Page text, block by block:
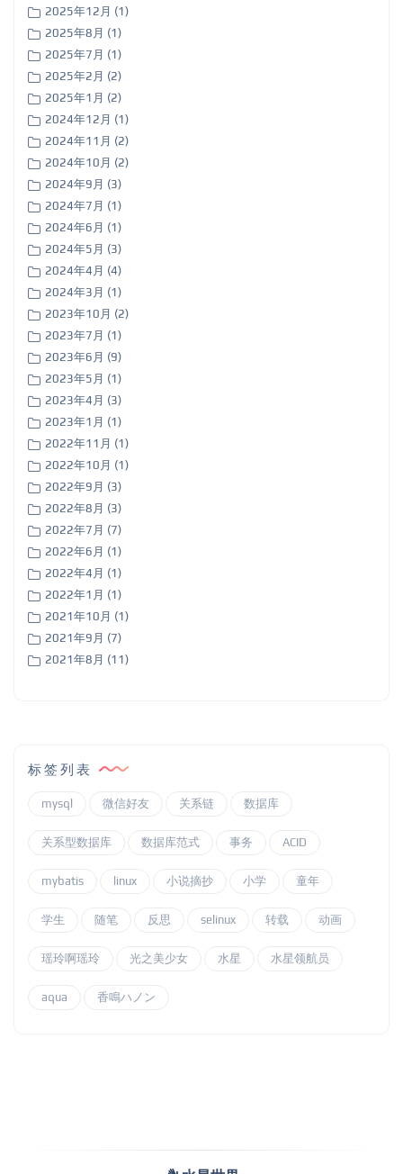
2025年12月 (1)
2025年8月 (1)
2025年7月 (1)
2025年2月 (2)
2025年1月 (2)
2024年12月 (1)
2024年11月 (2)
2024年10月 (2)
2024年9月 (3)
2024年7月 (1)
2024年6月 (1)
2024年5月 (3)
2024年4月 (4)
2024年3月 (1)
2023年10月 (2)
2023年7月 (1)
2023年6月 (9)
2023年5月 (1)
2023年4月 (3)
2023年1月 (1)
2022年11月 (1)
2022年10月 (1)
2022年9月 (3)
2022年8月 (3)
2022年7月 (7)
2022年6月 (1)
2022年4月 (1)
2022年1月 (1)
2021年10月 (1)
2021年9月 (7)
2021年8月 (11)
标签列表
mysql 微信好友 关系链 数据库
关系型数据库 数据库范式 事务 ACID
mybatis linux 小说摘抄 小学 童年
学生 随笔 反思 selinux 转载 动画
瑶玲啊瑶玲 光之美少女 水星 水星领航员
aqua 香鳴ハノン